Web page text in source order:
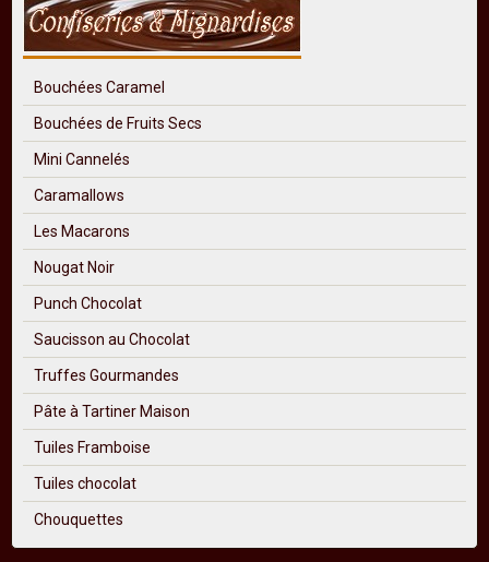
Bouchées Caramel
Bouchées de Fruits Secs
Mini Cannelés
Caramallows
Les Macarons
Nougat Noir
Punch Chocolat
Saucisson au Chocolat
Truffes Gourmandes
Pâte à Tartiner Maison
Tuiles Framboise
Tuiles chocolat
Chouquettes